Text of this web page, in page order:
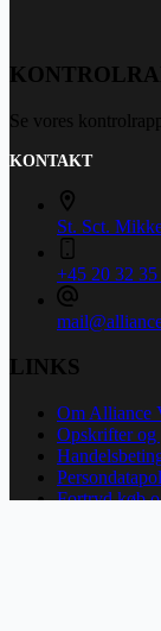
Se vores
KONTAKT
St. Sct.
+45 20 32 35
LINKS
Om Alliance
Opskrifter og
Fortryd køb